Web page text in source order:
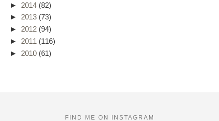
► 2014 (82)
► 2013 (73)
► 2012 (94)
► 2011 (116)
► 2010 (61)